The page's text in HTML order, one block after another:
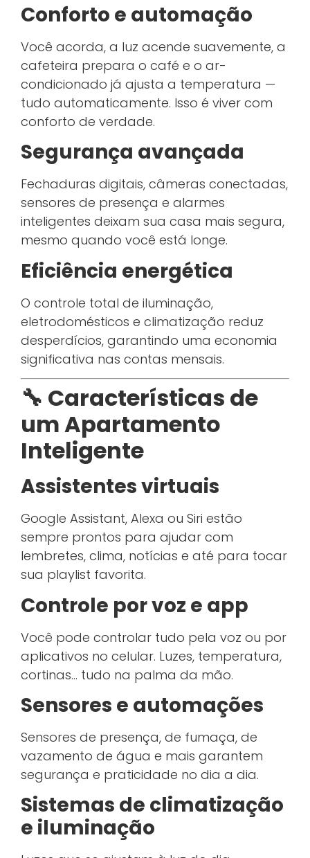
Conforto e automação
Você acorda, a luz acende suavemente, a
cafeteira prepara o café e o ar-
condicionado já ajusta a temperatura —
tudo automaticamente. Isso é viver com
conforto de verdade.
Segurança avançada
Fechaduras digitais, câmeras conectadas,
sensores de presença e alarmes
inteligentes deixam sua casa mais segura,
mesmo quando você está longe.
Eficiência energética
O controle total de iluminação,
eletrodomésticos e climatização reduz
desperdícios, garantindo uma economia
significativa nas contas mensais.
🔧 Características de
um Apartamento
Inteligente
Assistentes virtuais
Google Assistant, Alexa ou Siri estão
sempre prontos para ajudar com
lembretes, clima, notícias e até para tocar
sua playlist favorita.
Controle por voz e app
Você pode controlar tudo pela voz ou por
aplicativos no celular. Luzes, temperatura,
cortinas… tudo na palma da mão.
Sensores e automações
Sensores de presença, de fumaça, de
vazamento de água e mais garantem
segurança e praticidade no dia a dia.
Sistemas de climatização
e iluminação